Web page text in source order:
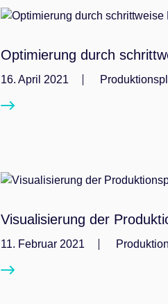
Optimierung durch
16. April 2021
Visualisierung der
11. Februar 2021